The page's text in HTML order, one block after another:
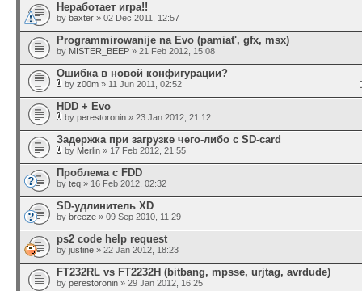
Неработает игра!!
by baxter » 02 Dec 2011, 12:57
Programmirowanije na Evo (pamiat', gfx, msx)
by MISTER_BEEP » 21 Feb 2012, 15:08
Oшибка в новой конфигурации?
by z00m » 11 Jun 2011, 02:52
HDD + Evo
by perestoronin » 23 Jan 2012, 21:12
Задержка при загрузке чего-либо с SD-card
by Merlin » 17 Feb 2012, 21:55
Проблема с FDD
by teq » 16 Feb 2012, 02:32
SD-удлинитель XD
by breeze » 09 Sep 2010, 11:29
ps2 code help request
by justine » 22 Jan 2012, 18:23
FT232RL vs FT2232H (bitbang, mpsse, urjtag, avrdude)
by perestoronin » 29 Jan 2012, 16:25